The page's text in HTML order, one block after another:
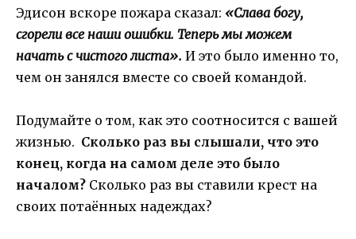
Эдисон вскоре пожара сказал: «Слава богу,
сгорели все наши ошибки. Теперь мы можем
начать с чистого листа». И это было именно то,
чем он занялся вместе со своей командой.
Подумайте о том, как это соотносится с вашей
жизнью. Сколько раз вы слышали, что это
конец, когда на самом деле это было
началом? Сколько раз вы ставили крест на
своих потаённых надеждах?